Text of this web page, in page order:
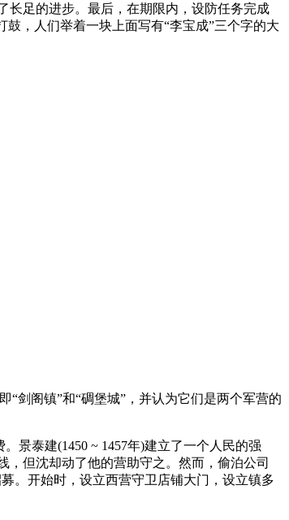
长足的进步。最后，在期限内，设防任务完成
，人们举着一块上面写有“李宝成”三个字的大
剑阁镇”和“碉堡城”，并认为它们是两个军营的
景泰建(1450 ~ 1457年)建立了一个人民的强
但沈却动了他的营助守之。然而，偷泊公司
。开始时，设立西营守卫店铺大门，设立镇多